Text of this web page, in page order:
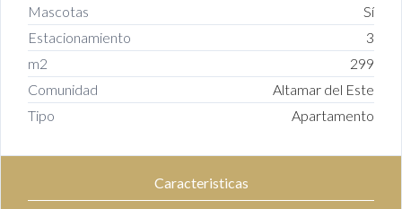
Mascotas
Sí
Estacionamiento
3
m2
299
Comunidad
Altamar del Este
Tipo
Apartamento
Caracteristicas